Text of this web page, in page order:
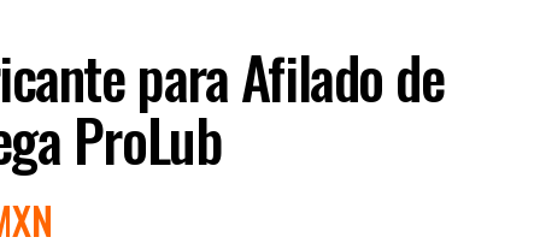
para Afilado de
ProLub